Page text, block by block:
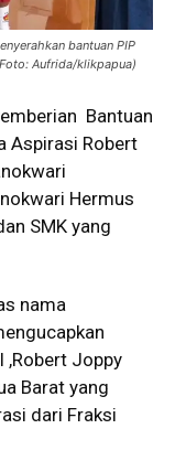
bantuan PIP
Aufrida/klikpapua)
Bantuan
Aspirasi Robert
Hermus
SMK yang
nama
,Robert Joppy
Barat yang
dari Fraksi